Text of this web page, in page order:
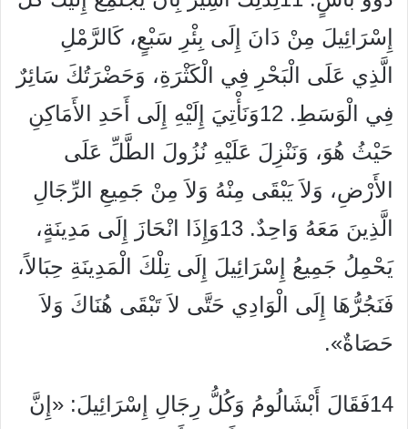
إِسْرَائِيلَ مِنْ دَانَ إِلَى بِئْرِ سَبْعٍ، كَالرَّمْلِ
الَّذِي عَلَى الْبَحْرِ فِي الْكَثْرَةِ، وَحَضْرَتُكَ سَائِرٌ
فِي الْوَسَطِ. 12وَنَأْتِيَ إِلَيْهِ إِلَى أَحَدِ الأَمَاكِنِ
حَيْثُ هُوَ، وَنَنْزِلَ عَلَيْهِ نُزُولَ الطَّلِّ عَلَى
الأَرْضِ، وَلاَ يَبْقَى مِنْهُ وَلاَ مِنْ جَمِيعِ الرِّجَالِ
الَّذِينَ مَعَهُ وَاحِدٌ. 13وَإِذَا انْحَازَ إِلَى مَدِينَةٍ،
يَحْمِلُ جَمِيعُ إِسْرَائِيلَ إِلَى تِلْكَ الْمَدِينَةِ حِبَالاً،
فَنَجُرُّهَا إِلَى الْوَادِي حَتَّى لاَ تَبْقَى هُنَاكَ وَلاَ
حَصَاةٌ».
14فَقَالَ أَبْشَالُومُ وَكُلُّ رِجَالِ إِسْرَائِيلَ: «إِنَّ